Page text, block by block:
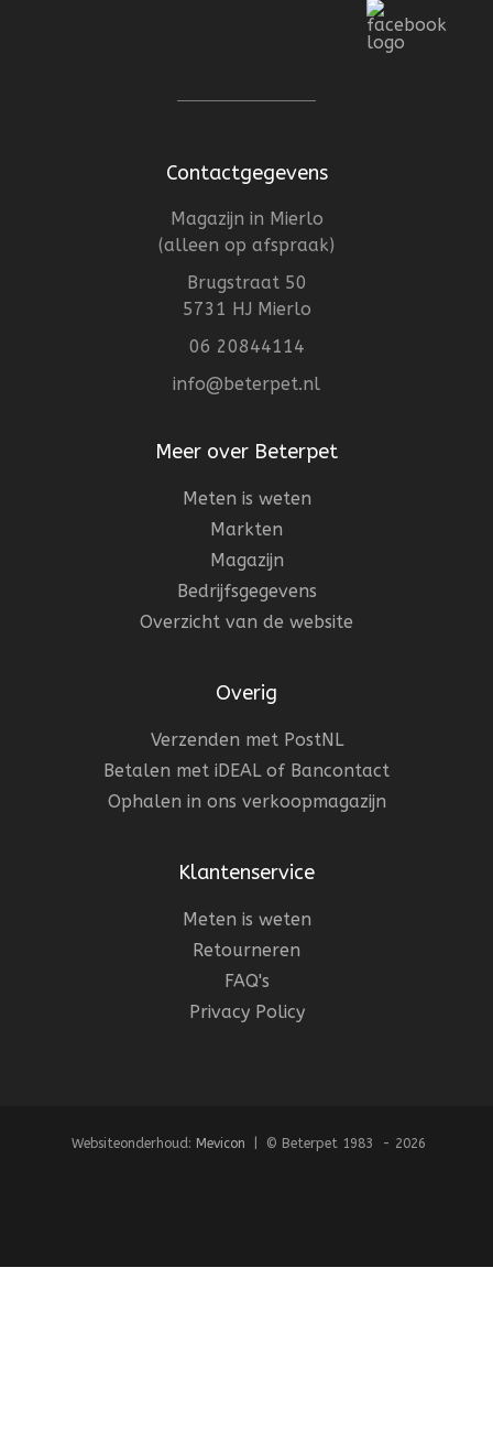
Contactgegevens
Magazijn in Mierlo
(alleen op afspraak)
Brugstraat 50
5731 HJ Mierlo
06 20844114
info@beterpet.nl
Meer over Beterpet
Meten is weten
Markten
Magazijn
Bedrijfsgegevens
Overzicht van de website
Overig
Verzenden met PostNL
Betalen met iDEAL of Bancontact
Ophalen in ons verkoopmagazijn
Klantenservice
Meten is weten
Retourneren
FAQ's
Privacy Policy
Websiteonderhoud: Mevicon | © Beterpet 1983 - 2026